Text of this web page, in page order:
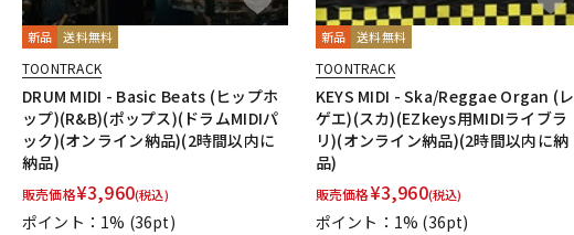
新品 送料無料
TOONTRACK
DRUM MIDI - Basic Beats (ヒップホ
ップ)(R&B)(ポップス)(ドラムMIDIパ
ック)(オンライン納品)(2時間以内に
納品)
販売価格¥3,960(税込)
ポイント：1% (36pt)
新品 送料無料
TOONTRACK
KEYS MIDI - Ska/Reggae Organ (レ
ゲエ)(スカ)(EZkeys用MIDIライブラ
リ)(オンライン納品)(2時間以内に納
品)
販売価格¥3,960(税込)
ポイント：1% (36pt)